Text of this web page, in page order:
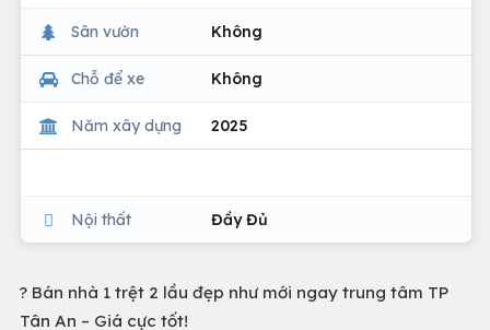
Sân vườn Không
Chỗ để xe Không
Năm xây dựng 2025
Nội thất Đầy Đủ
? Bán nhà 1 trệt 2 lầu đẹp như mới ngay trung tâm TP
Tân An – Giá cực tốt!